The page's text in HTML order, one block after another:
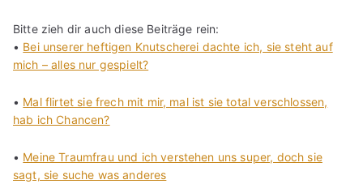
Bitte zieh dir auch diese Beiträge rein:
• Bei unserer heftigen Knutscherei dachte ich, sie steht auf
mich – alles nur gespielt?
• Mal flirtet sie frech mit mir, mal ist sie total verschlossen,
hab ich Chancen?
• Meine Traumfrau und ich verstehen uns super, doch sie
sagt, sie suche was anderes